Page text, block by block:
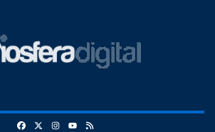
FacebookInstagram